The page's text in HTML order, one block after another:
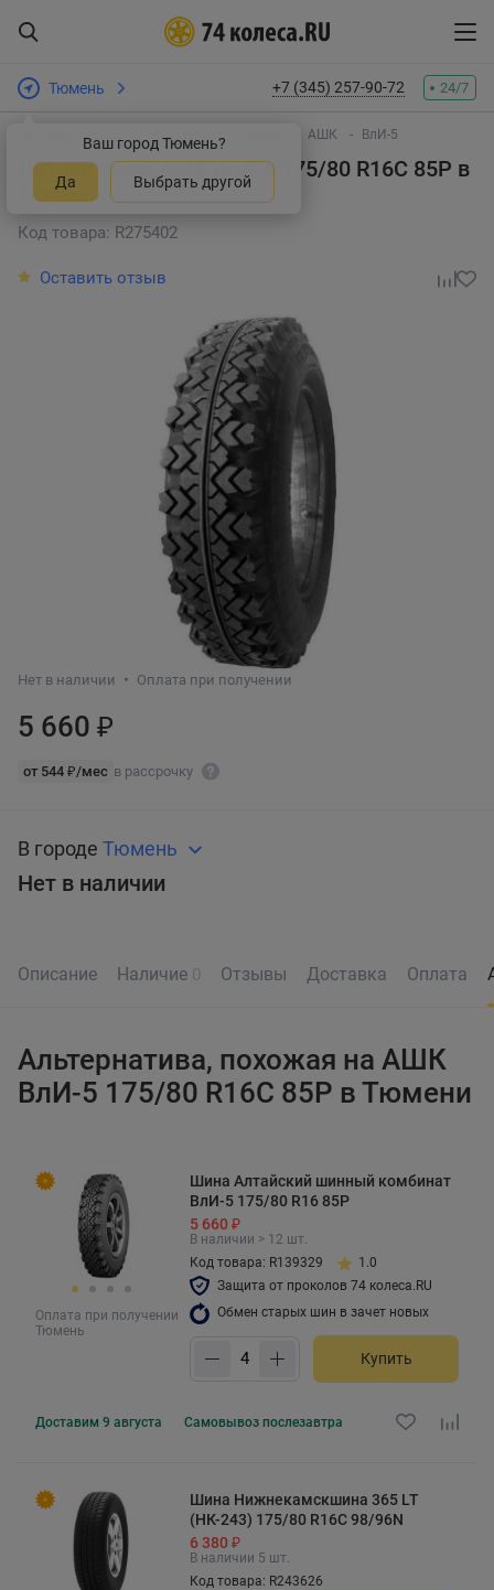
Тюмень
Ваш город Тюмень?
Да Выбрать другой
+7 (345) 257-90-72 24/7
Интернет-магазин шин и дисков АШК ВлИ-5
Летняя шина АШК ВлИ-5 175/80 R16C 85P в
Тюмени
Код товара: R275402
Оставить отзыв
Нет в наличии Оплата при получении
5 660 ₽
от 544 ₽/мес в рассрочку
В городе Тюмень
Нет в наличии
Описание Наличие 0 Отзывы Доставка Оплата
Альтернатива, похожая на АШК
ВлИ-5 175/80 R16C 85P в Тюмени
Оплата при получении
Тюмень
Шина Алтайский шинный комбинат
ВлИ-5 175/80 R16 85P
5 660 ₽
В наличии > 12 шт.
Код товара: R139329
1.0
Защита от проколов 74 колеса.RU
Обмен старых шин в зачет новых
Купить
Доставим 9 августа Самовывоз послезавтра
Шина Нижнекамскшина 365 LT
(НК-243) 175/80 R16C 98/96N
6 380 ₽
В наличии 5 шт.
Код товара: R243626